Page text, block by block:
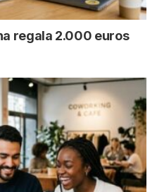
regala 2.000 euros